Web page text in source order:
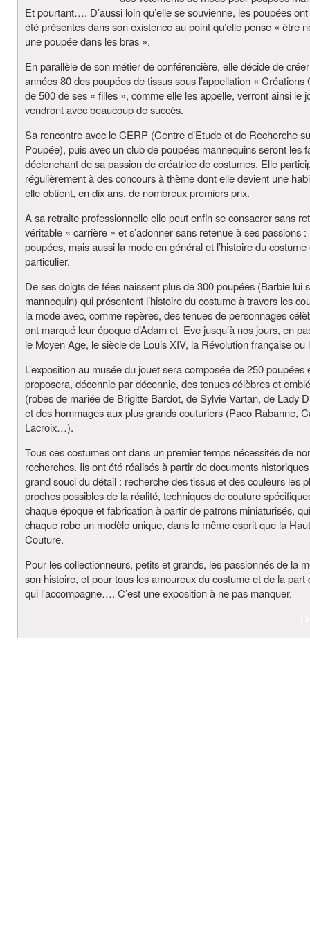
Et pourtant…. D’aussi loin qu’elle se souvienne, les poupées
été présentes dans son existence au point qu’elle pense « être
une poupée dans les bras ».
En parallèle de son métier de conférencière, elle décide de
années 80 des poupées de tissus sous l’appellation « Créations
de 500 de ses « filles », comme elle les appelle, verront ainsi le
vendront avec beaucoup de succès.
Sa rencontre avec le CERP (Centre d’Etude et de Recherche
Poupée), puis avec un club de poupées mannequins seront les
déclenchant de sa passion de créatrice de costumes. Elle
régulièrement à des concours à thème dont elle devient une
elle obtient, en dix ans, de nombreux premiers prix.
A sa retraite professionnelle elle peut enfin se consacrer sans
véritable « carrière » et s’adonner sans retenue à ses passions :
poupées, mais aussi la mode en général et l’histoire du costume
particulier.
De ses doigts de fées naissent plus de 300 poupées (Barbie lui
mannequin) qui présentent l’histoire du costume à travers les
la mode avec, comme repères, des tenues de personnages
ont marqué leur époque d’Adam et Eve jusqu’à nos jours, en
le Moyen Age, le siècle de Louis XIV, la Révolution française ou
L’exposition au musée du jouet sera composée de 250 poupées
proposera, décennie par décennie, des tenues célèbres et
(robes de mariée de Brigitte Bardot, de Sylvie Vartan, de Lady
et des hommages aux plus grands couturiers (Paco Rabanne,
Lacroix…).
Tous ces costumes ont dans un premier temps nécessités de
recherches. Ils ont été réalisés à partir de documents
grand souci du détail : recherche des tissus et des couleurs les
proches possibles de la réalité, techniques de couture
chaque époque et fabrication à partir de patrons miniaturisés,
chaque robe un modèle unique, dans le même esprit que la
Couture.
Pour les collectionneurs, petits et grands, les passionnés de la
son histoire, et pour tous les amoureux du costume et de la part
qui l’accompagne…. C’est une exposition à ne pas manquer.